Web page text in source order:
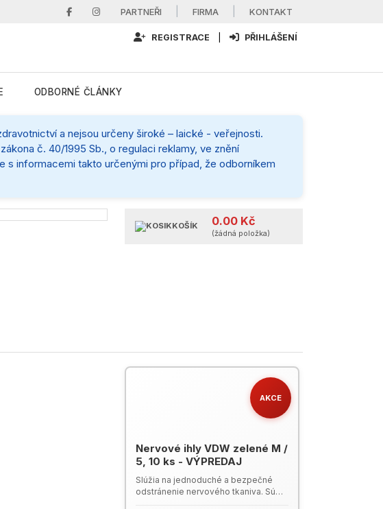
PARTNEŘI FIRMA KONTAKT
REGISTRACE PŘIHLÁŠENÍ
ODBORNÉ ČLÁNKY
a nejsou určeny široké – laické - veřejnosti.
č. 40/1995 Sb., o regulaci reklamy, ve znění
s informacemi takto určenými pro případ, že odborníkem
KOŠÍK 0.00 Kč
(žádná položka)
AKCE
Nervové ihly VDW zelené M /
5, 10 ks - VÝPREDAJ
Slúžia na jednoduché a bezpečné
odstránenie nervového tkaniva. Sú